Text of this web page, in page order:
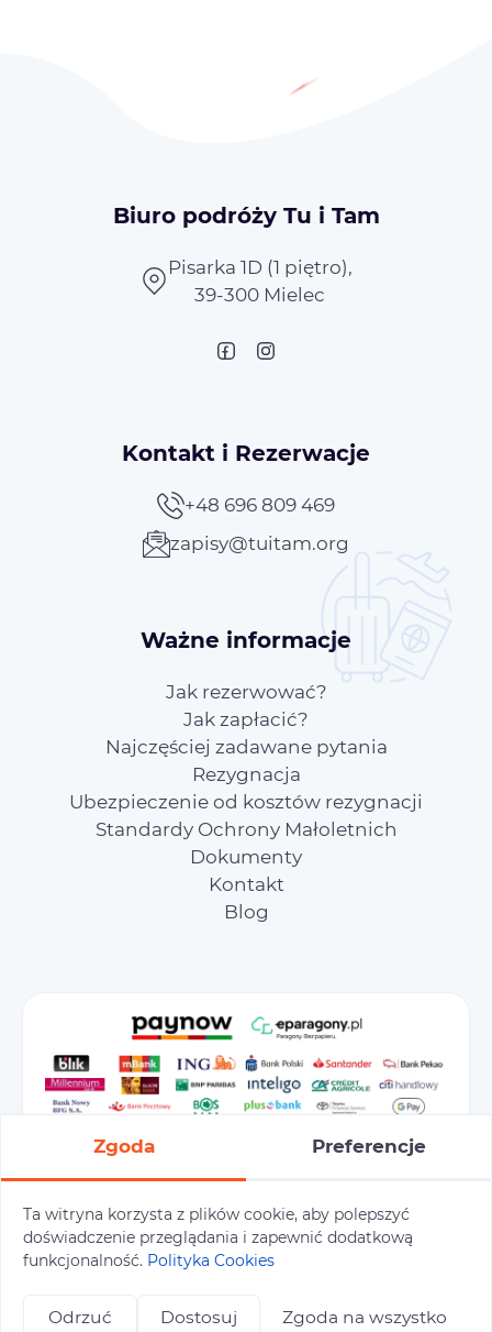
Biuro podróży Tu i Tam
Pisarka 1D (1 piętro),
39-300 Mielec
Kontakt i Rezerwacje
+48 696 809 469
zapisy@tuitam.org
Ważne informacje
Jak rezerwować?
Jak zapłacić?
Najczęściej zadawane pytania
Rezygnacja
Ubezpieczenie od kosztów rezygnacji
Standardy Ochrony Małoletnich
Dokumenty
Kontakt
Blog
Preferencje cookies Polityka prywatności
Polityka cookies
Zgoda Preferencje
Ta witryna korzysta z plików cookie, aby polepszyć
doświadczenie przeglądania i zapewnić dodatkową
funkcjonalność. Polityka Cookies
Odrzuć Dostosuj Zgoda na wszystko